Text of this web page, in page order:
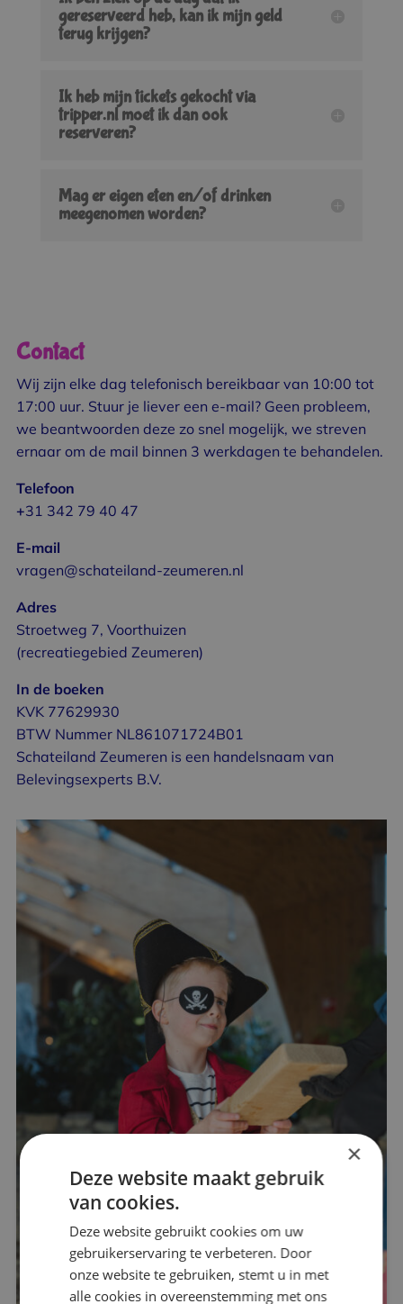
gereserveerd heb, kan ik mijn geld
terug krijgen?
Ik heb mijn tickets gekocht via
tripper.nl moet ik dan ook
reserveren?
Mag er eigen eten en/of drinken
meegenomen worden?
Contact
Wij zijn elke dag telefonisch bereikbaar van 10:00 tot
17:00 uur. Stuur je liever een e-mail? Geen probleem,
we beantwoorden deze zo snel mogelijk, we streven
ernaar om de mail binnen 3 werkdagen te behandelen.
Telefoon
+31 342 79 40 47
E-mail
vragen@schateiland-zeumeren.nl
Adres
Stroetweg 7, Voorthuizen
(recreatiegebied Zeumeren)
In de boeken
KVK 77629930
BTW Nummer NL861071724B01
Schateiland Zeumeren is een handelsnaam van
Belevingsexperts B.V.
×
Deze website maakt gebruik
van cookies.
Deze website gebruikt cookies om uw
gebruikerservaring te verbeteren. Door
onze website te gebruiken, stemt u in met
alle cookies in overeenstemming met ons